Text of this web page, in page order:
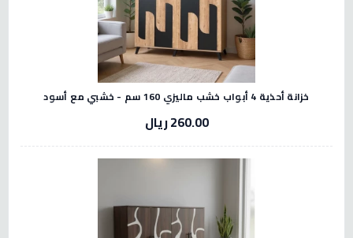
خزانة أحذية 4 أبواب خشب ماليزي 160 سم - خشبي مع أسود
260.00 ريال